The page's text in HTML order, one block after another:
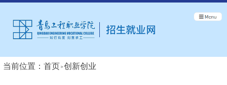
当前位置： 首页 创新创业